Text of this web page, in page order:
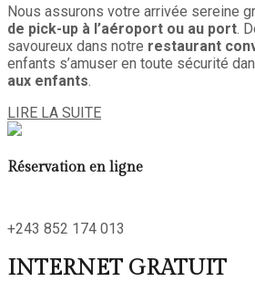
Nous assurons votre arrivée sereine
de pick-up à l’aéroport ou au port.
savoureux dans notre restaurant
enfants s’amuser en toute sécurité
aux enfants.
LIRE LA SUITE
Réservation en ligne
+243 852 174 013
INTERNET GRATUIT